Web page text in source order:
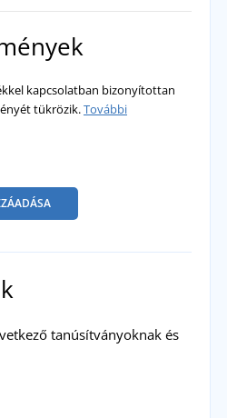
kapcsolatban bizonyítottan
tükrözik.További
tanúsítványoknak és